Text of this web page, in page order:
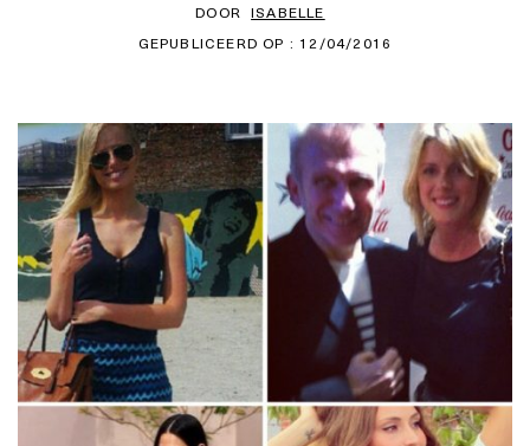
DOOR ISABELLE
GEPUBLICEERD OP : 12/04/2016